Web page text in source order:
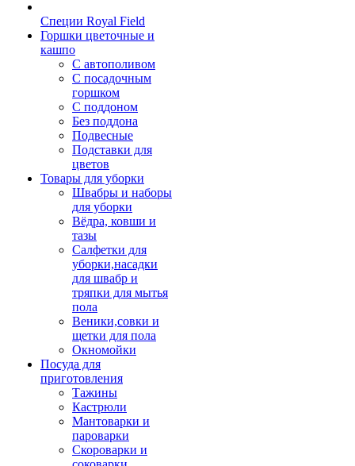
Специи Royal Field
Горшки цветочные и
кашпо
С автополивом
С посадочным
горшком
С поддоном
Без поддона
Подвесные
Подставки для
цветов
Товары для уборки
Швабры и наборы
для уборки
Вёдра, ковши и
тазы
Салфетки для
уборки,насадки
для швабр и
тряпки для мытья
пола
Веники,совки и
щетки для пола
Окномойки
Посуда для
приготовления
Тажины
Кастрюли
Мантоварки и
пароварки
Скороварки и